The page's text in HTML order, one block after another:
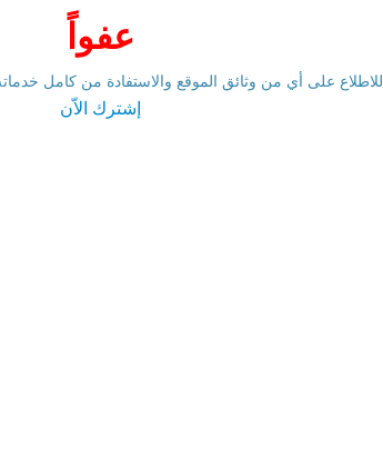
عفواً
للاطلاع على أي من وثائق الموقع والاستفادة من كامل
إشترك الاّن